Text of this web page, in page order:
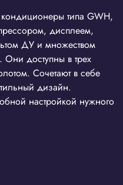
типа GWH,
дисплеем,
ДУ и множеством
доступны в трех
Сочетают в себе
дизайн.
настройкой нужного